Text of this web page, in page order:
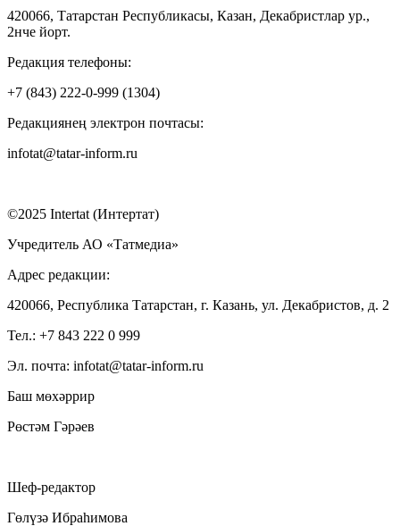
420066, Татарстан Республикасы, Казан, Декабристлар ур.,
2нче йорт.
Редакция телефоны:
+7 (843) 222-0-999 (1304)
Редакциянең электрон почтасы:
infotat@tatar-inform.ru
©2025 Intertat (Интертат)
Учредитель АО «Татмедиа»
Адрес редакции:
420066, Республика Татарстан, г. Казань, ул. Декабристов, д. 2
Тел.: +7 843 222 0 999
Эл. почта: infotat@tatar-inform.ru
Баш мөхәррир
Рөстәм Гәрәев
Шеф-редактор
Гөлүзә Ибраһимова